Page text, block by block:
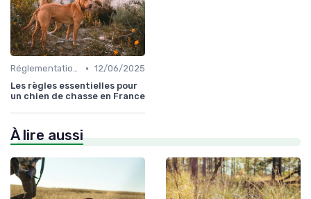
Réglementations de chasse • 12/06/2025
Les règles essentielles pour
un chien de chasse en France
À lire aussi